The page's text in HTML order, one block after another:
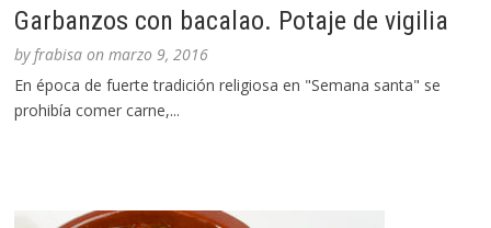
Garbanzos con bacalao. Potaje de vigilia
byfrabisa onmarzo 9, 2016
En época de fuerte tradición religiosa en "Semana santa" se
prohibía comer carne,...